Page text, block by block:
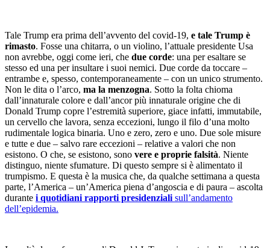
Tale Trump era prima dell’avvento del covid-19, e tale Trump è
rimasto. Fosse una chitarra, o un violino, l’attuale presidente Usa
non avrebbe, oggi come ieri, che due corde: una per esaltare se
stesso ed una per insultare i suoi nemici. Due corde da toccare –
entrambe e, spesso, contemporaneamente – con un unico strumento.
Non le dita o l’arco, ma la menzogna. Sotto la folta chioma
dall’innaturale colore e dall’ancor più innaturale origine che di
Donald Trump copre l’estremità superiore, giace infatti, immutabile,
un cervello che lavora, senza eccezioni, lungo il filo d’una molto
rudimentale logica binaria. Uno e zero, zero e uno. Due sole misure
e tutte e due – salvo rare eccezioni – relative a valori che non
esistono. O che, se esistono, sono vere e proprie falsità. Niente
distinguo, niente sfumature. Di questo sempre si è alimentato il
trumpismo. E questa è la musica che, da qualche settimana a questa
parte, l’America – un’America piena d’angoscia e di paura – ascolta
durante i quotidiani rapporti presidenziali sull’andamento
dell’epidemia.